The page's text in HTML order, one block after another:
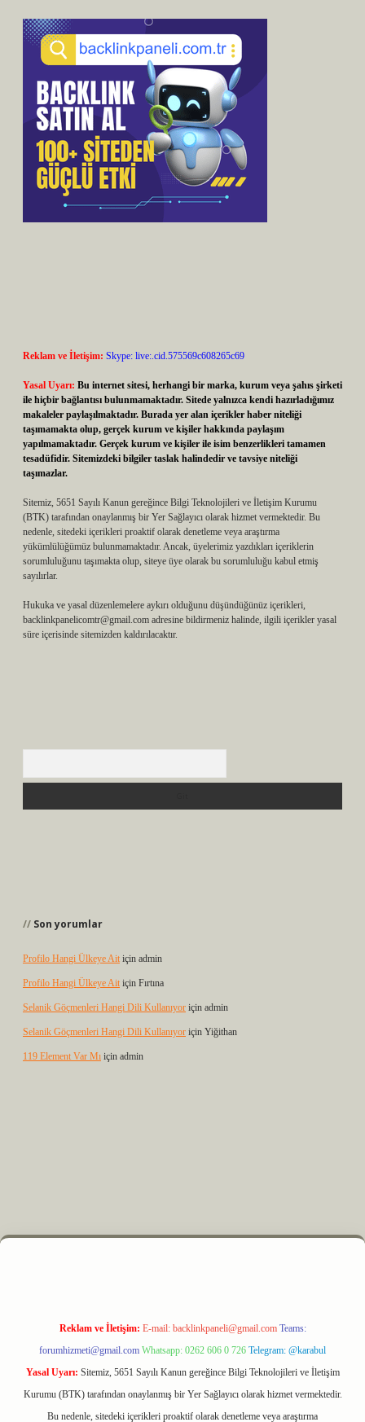
Reklam ve İletişim: Skype: live:.cid.575569c608265c69
Yasal Uyarı: Bu internet sitesi, herhangi bir marka, kurum veya şahıs şirketi
ile hiçbir bağlantısı bulunmamaktadır. Sitede yalnızca kendi hazırladığımız
makaleler paylaşılmaktadır. Burada yer alan içerikler haber niteliği
taşımamakta olup, gerçek kurum ve kişiler hakkında paylaşım
yapılmamaktadır. Gerçek kurum ve kişiler ile isim benzerlikleri tamamen
tesadüfidir. Sitemizdeki bilgiler taslak halindedir ve tavsiye niteliği
taşımazlar.
Sitemiz, 5651 Sayılı Kanun gereğince Bilgi Teknolojileri ve İletişim Kurumu
(BTK) tarafından onaylanmış bir Yer Sağlayıcı olarak hizmet vermektedir. Bu
nedenle, sitedeki içerikleri proaktif olarak denetleme veya araştırma
yükümlülüğümüz bulunmamaktadır. Ancak, üyelerimiz yazdıkları içeriklerin
sorumluluğunu taşımakta olup, siteye üye olarak bu sorumluluğu kabul etmiş
sayılırlar.
Hukuka ve yasal düzenlemelere aykırı olduğunu düşündüğünüz içerikleri,
backlinkpanelicomtr@gmail.com adresine bildirmeniz halinde, ilgili içerikler yasal
süre içerisinde sitemizden kaldırılacaktır.
Son yorumlar
Profilo Hangi Ülkeye Ait için admin
Profilo Hangi Ülkeye Ait için Fırtına
Selanik Göçmenleri Hangi Dili Kullanıyor için admin
Selanik Göçmenleri Hangi Dili Kullanıyor için Yiğithan
119 Element Var Mı için admin
m elexbet
Reklam ve İletişim: E-mail: backlinkpaneli@gmail.com Teams:
forumhizmeti@gmail.com Whatsapp: 0262 606 0 726 Telegram: @karabul
Yasal Uyarı: Sitemiz, 5651 Sayılı Kanun gereğince Bilgi Teknolojileri ve İletişim
Kurumu (BTK) tarafından onaylanmış bir Yer Sağlayıcı olarak hizmet vermektedir.
Bu nedenle, sitedeki içerikleri proaktif olarak denetleme veya araştırma